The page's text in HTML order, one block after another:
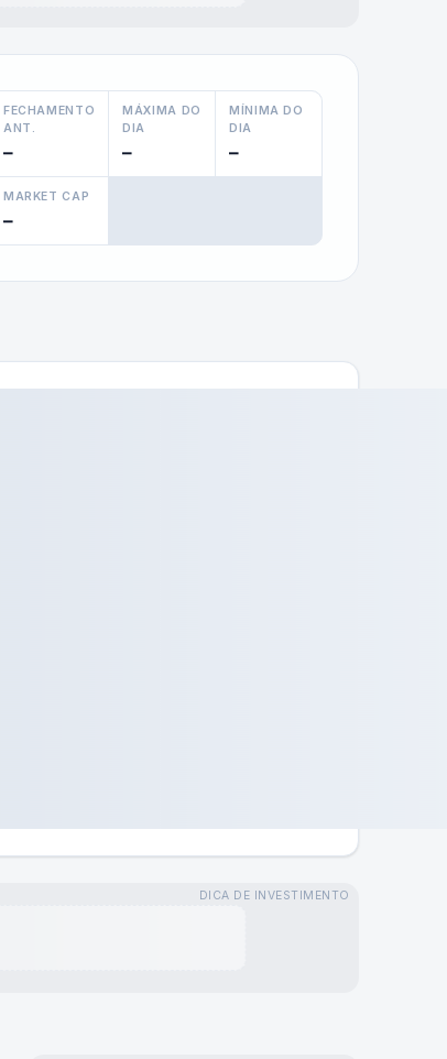
FECHAMENTO
ANT.
—
MÁXIMA DO
DIA
—
MÍNIMA DO
DIA
—
MARKET CAP
—
DICA DE INVESTIMENTO